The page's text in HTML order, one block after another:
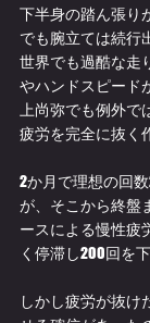
下半身の踏ん張り
でも腕立ては続行
世界でも過酷な走
やハンドスピード
上尚弥でも例外で
疲労を完全に抜く
2か月で理想の回
が、そこから終盤
ースによる慢性疲
く停滞し200回を
しかし疲労が抜け